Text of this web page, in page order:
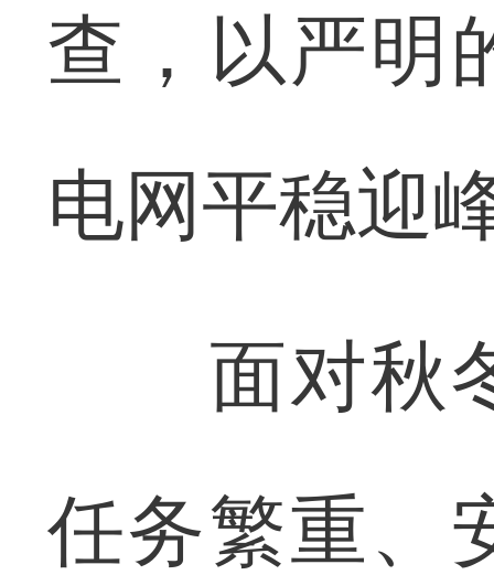
查，以严明
电网平稳迎
面对秋冬
任务繁重、